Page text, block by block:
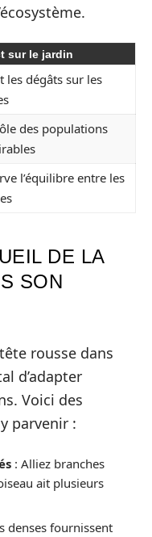
sur le jardin
les dégâts sur les
des populations
l’équilibre entre les
DE LA
SON
rousse dans
d’adapter
Voici des
parvenir :
: Alliez branches
ait plusieurs
denses fournissent